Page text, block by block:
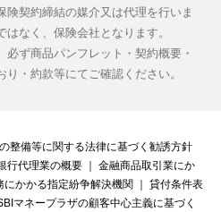
険契約締結の媒介又は代理を行いま
なく、保険会社となります。
ず商品パンフレット・契約概要・
・約款等にてご確認ください。
整備等に関する法律に基づく勧誘方針
行代理業の概要
金融商品取引業にか
にかかる指定紛争解決機関
貸付条件表
マネープラザの顧客中心主義に基づく